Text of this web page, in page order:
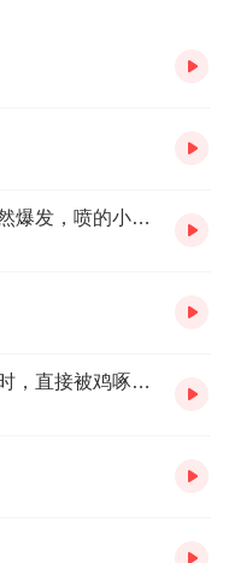
我和二哥跟小伙伴们赛跑，半路突然爆发，喷的小伙伴一脸懵
别人倒霉时也就凉水塞牙，我倒霉时，直接被鸡啄的下不了床